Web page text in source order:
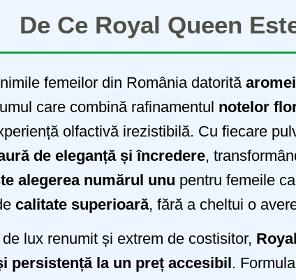
De Ce Royal Queen
femeilor din România datorită
care combină rafinamentul notelor
olfactivă irezistibilă. Cu fiecare
de eleganță și încredere,
alegerea numărul unu pentru femeile
calitate superioară, fără a cheltui o
lux renumit și extrem de costisitor,
persistență la un preț accesibil .